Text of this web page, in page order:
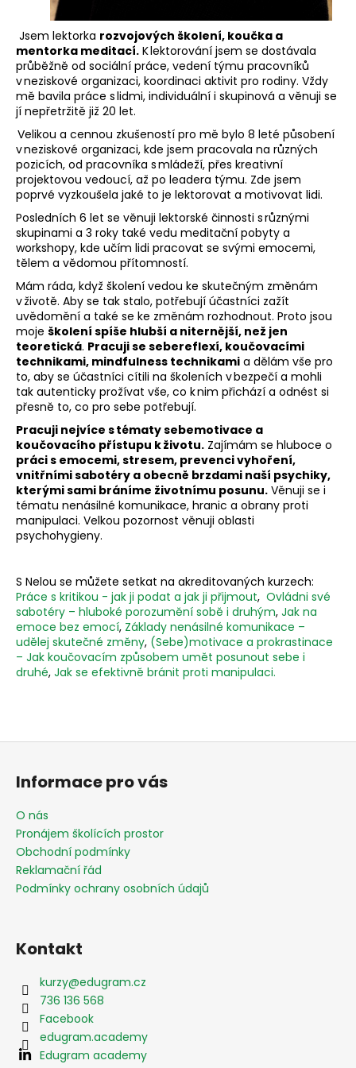
Jsem lektorka rozvojových školení, koučka a
mentorka meditací. K lektorování jsem se dostávala
průběžně od sociální práce, vedení týmu pracovníků
v neziskové organizaci, koordinaci aktivit pro rodiny. Vždy
mě bavila práce s lidmi, individuální i skupinová a věnuji se
jí nepřetržitě již 20 let.
Velikou a cennou zkušeností pro mě bylo 8 leté působení
v neziskové organizaci, kde jsem pracovala na různých
pozicích, od pracovníka s mládeží, přes kreativní
projektovou vedoucí, až po leadera týmu. Zde jsem
poprvé vyzkoušela jaké to je lektorovat a motivovat lidi.
Posledních 6 let se věnuji lektorské činnosti s různými
skupinami a 3 roky také vedu meditační pobyty a
workshopy, kde učím lidi pracovat se svými emocemi,
tělem a vědomou přítomností.
Mám ráda, když školení vedou ke skutečným změnám
v životě. Aby se tak stalo, potřebují účastníci zažít
uvědomění a také se ke změnám rozhodnout. Proto jsou
moje školení spíše hlubší a niternější, než jen
teoretická. Pracuji se sebereflexí, koučovacími
technikami, mindfulness technikami a dělám vše pro
to, aby se účastníci cítili na školeních v bezpečí a mohli
tak autenticky prožívat vše, co k nim přichází a odnést si
přesně to, co pro sebe potřebují.
Pracuji nejvíce s tématy sebemotivace a
koučovacího přístupu k životu. Zajímám se hluboce o
práci s emocemi, stresem, prevenci vyhoření,
vnitřními sabotéry a obecně brzdami naší psychiky,
kterými sami bráníme životnímu posunu. Věnuji se i
tématu nenásilné komunikace, hranic a obrany proti
manipulaci. Velkou pozornost věnuji oblasti
psychohygieny.
S Nelou se můžete setkat na akreditovaných kurzech:
Práce s kritikou - jak ji podat a jak ji přijmout, Ovládni své
sabotéry – hluboké porozumění sobě i druhým, Jak na
emoce bez emocí, Základy nenásilné komunikace –
udělej skutečné změny, (Sebe)motivace a prokrastinace
– Jak koučovacím způsobem umět posunout sebe i
druhé, Jak se efektivně bránit proti manipulaci.
j
í
t
?
HLEDAT
Z
Informace pro vás
O nás
Pronájem školících prostor
Obchodní podmínky
Reklamační řád
Podmínky ochrany osobních údajů
Kontakt
kurzy@edugram.cz
736 136 568
Facebook
edugram.academy
Edugram academy